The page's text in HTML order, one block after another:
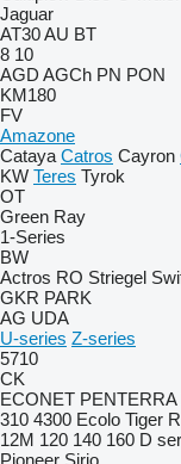
Jaguar
AT30AU BT
8 10
AGD AGCh PN PON
KM180
FV
Amazone
Cataya Catros Cayron
KW Teres Tyrok
OT
Green Ray
1-Series
BW
Actros RO Striegel
GKR PARK
AG UDA
U-series Z-series
5710
CK
ECONET PENTERRA
310 4300 Ecolo Tiger
12M 120 140 160 D
Pioneer Sirio